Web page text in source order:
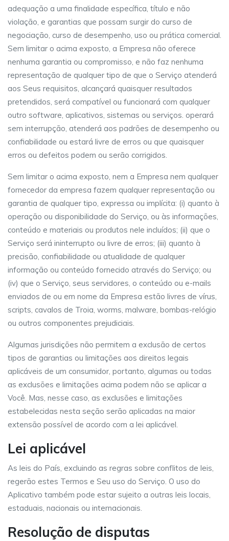
adequação a uma finalidade específica, título e não
violação, e garantias que possam surgir do curso de
negociação, curso de desempenho, uso ou prática comercial.
Sem limitar o acima exposto, a Empresa não oferece
nenhuma garantia ou compromisso, e não faz nenhuma
representação de qualquer tipo de que o Serviço atenderá
aos Seus requisitos, alcançará quaisquer resultados
pretendidos, será compatível ou funcionará com qualquer
outro software, aplicativos, sistemas ou serviços. operará
sem interrupção, atenderá aos padrões de desempenho ou
confiabilidade ou estará livre de erros ou que quaisquer
erros ou defeitos podem ou serão corrigidos.
Sem limitar o acima exposto, nem a Empresa nem qualquer
fornecedor da empresa fazem qualquer representação ou
garantia de qualquer tipo, expressa ou implícita: (i) quanto à
operação ou disponibilidade do Serviço, ou às informações,
conteúdo e materiais ou produtos nele incluídos; (ii) que o
Serviço será ininterrupto ou livre de erros; (iii) quanto à
precisão, confiabilidade ou atualidade de qualquer
informação ou conteúdo fornecido através do Serviço; ou
(iv) que o Serviço, seus servidores, o conteúdo ou e-mails
enviados de ou em nome da Empresa estão livres de vírus,
scripts, cavalos de Troia, worms, malware, bombas-relógio
ou outros componentes prejudiciais.
Algumas jurisdições não permitem a exclusão de certos
tipos de garantias ou limitações aos direitos legais
aplicáveis ​​de um consumidor, portanto, algumas ou todas
as exclusões e limitações acima podem não se aplicar a
Você. Mas, nesse caso, as exclusões e limitações
estabelecidas nesta seção serão aplicadas na maior
extensão possível de acordo com a lei aplicável.
Lei aplicável
As leis do País, excluindo as regras sobre conflitos de leis,
regerão estes Termos e Seu uso do Serviço. O uso do
Aplicativo também pode estar sujeito a outras leis locais,
estaduais, nacionais ou internacionais.
Resolução de disputas